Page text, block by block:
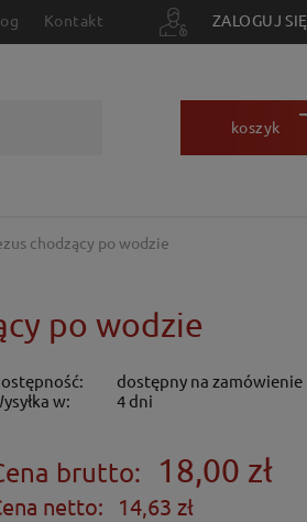
Kontakt ZALOGUJ SIĘ
koszyk
chodzący po wodzie
po wodzie
dostępny na zamówienie
w:
4 dni
brutto: 18,00 zł
netto: 14,63 zł